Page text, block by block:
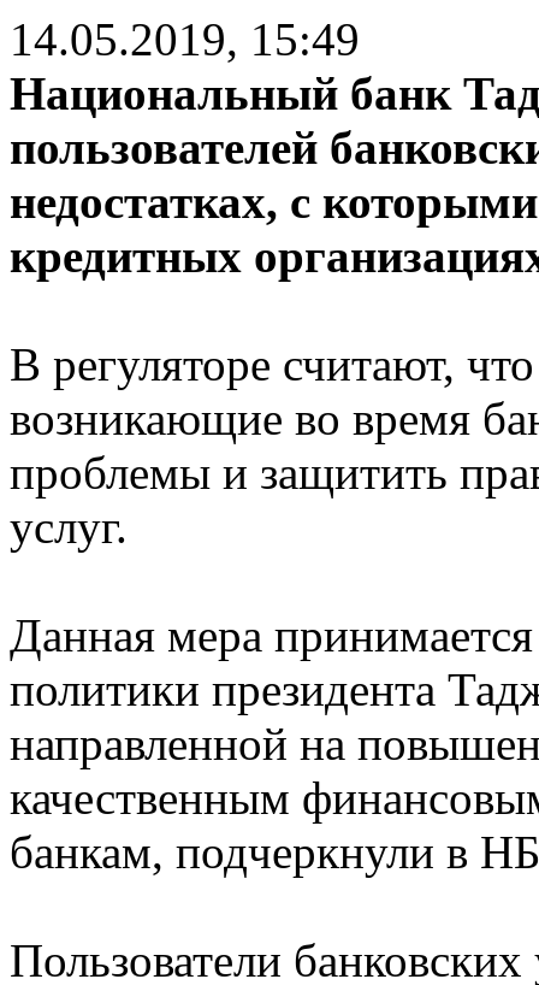
14.05.2019, 15:49
Национальный банк
пользователей
недостатках, с
кредитных
В регуляторе считают,
возникающие во время
проблемы и защитить
услуг.
Данная мера
политики президента
направленной на
качественным
банкам, подчеркнули в
Пользователи